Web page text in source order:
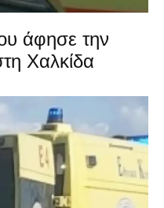
άφησε την
Χαλκίδα